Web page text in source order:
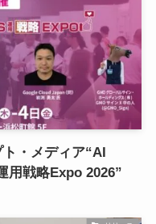
・メディア“AI
用戦略Expo 2026”